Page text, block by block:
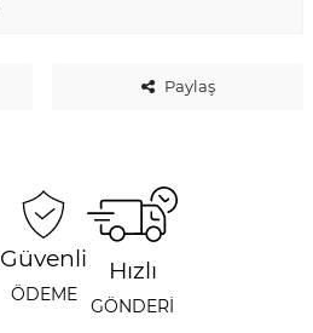
Paylaş
Güvenli
ÖDEME
Hızlı
GÖNDERİ